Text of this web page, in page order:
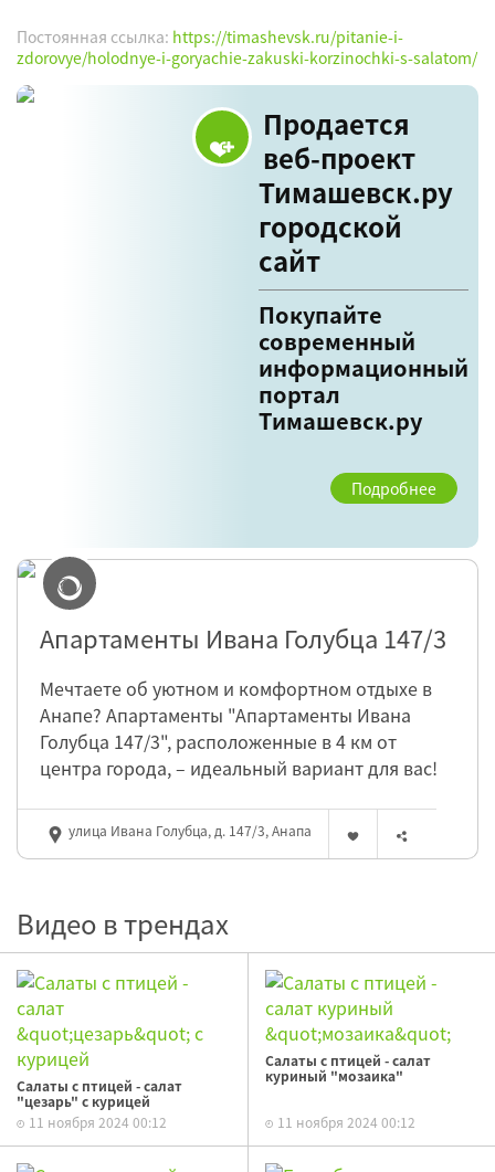
Постоянная ссылка: https://timashevsk.ru/pitanie-i-
zdorovye/holodnye-i-goryachie-zakuski-korzinochki-s-salatom/
Продается
веб-проект
Тимашевск.ру
городской
сайт
Покупайте
современный
информационный
портал
Тимашевск.ру
Подробнее
Апартаменты Ивана Голубца 147/3
Мечтаете об уютном и комфортном отдыхе в
Анапе? Апартаменты "Апартаменты Ивана
Голубца 147/3", расположенные в 4 км от
центра города, – идеальный вариант для вас!
улица Ивана Голубца, д. 147/3, Анапа
Видео в трендах
Салаты с птицей - салат
"цезарь" с курицей
11 ноября 2024 00:12
Салаты с птицей - салат
куриный "мозаика"
11 ноября 2024 00:12